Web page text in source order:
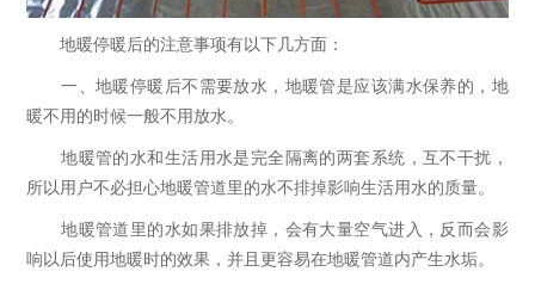
地暖停暖后的注意事项有以下几方面：
一、地暖停暖后不需要放水，地暖管是应该满水保养的，地
暖不用的时候一般不用放水。
地暖管的水和生活用水是完全隔离的两套系统，互不干扰，
所以用户不必担心地暖管道里的水不排掉影响生活用水的质量。
地暖管道里的水如果排放掉，会有大量空气进入，反而会影
响以后使用地暖时的效果，并且更容易在地暖管道内产生水垢。